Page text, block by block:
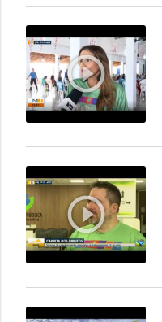
play_circle_outline
play_circle_outline